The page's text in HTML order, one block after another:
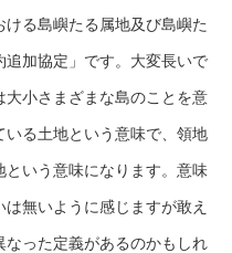
る島嶼たる属地及び島嶼た
加協定」です。大変長いで
小さまざまな島のことを意
る土地という意味で、領地
という意味になります。意味
無いように感じますが敢え
った定義があるのかもしれ